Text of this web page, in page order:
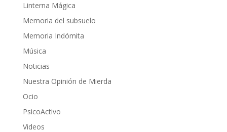
Linterna Mágica
Memoria del subsuelo
Memoria Indómita
Música
Noticias
Nuestra Opinión de Mierda
Ocio
PsicoActivo
Videos